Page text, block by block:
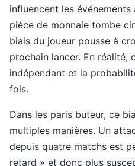
influencent les
pièce de monnaie tombe
biais du joueur pousse à
prochain lancer. En réalité,
indépendant et la
fois.
Dans les paris buteur, ce
multiples manières. Un
depuis quatre matchs est
retard » et donc plus